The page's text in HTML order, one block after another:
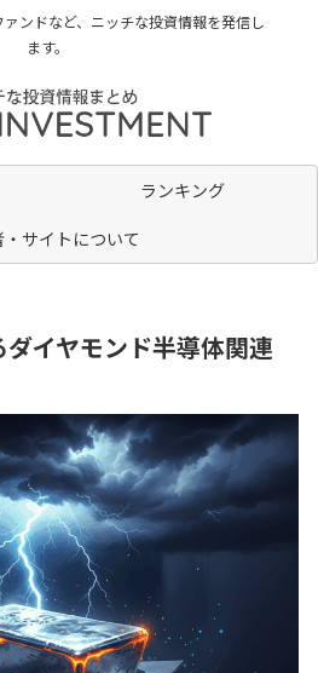
ンドなど、ニッチな投資情報を発信し
ます。
ランキング
サイトについて
イヤモンド半導体関連